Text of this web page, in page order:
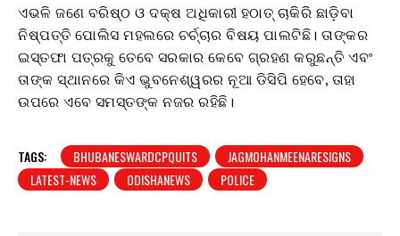
ଏଭଳି ଜଣେ ବରିଷ୍ଠ ଓ ଦକ୍ଷ ଅଧିକାରୀ ହଠାତ୍ ଚାକିରି ଛାଡ଼ିବା
ନିଷ୍ପତ୍ତି ପୋଲିସ ମହଲରେ ଚର୍ଚ୍ଚାର ବିଷୟ ପାଲଟିଛି। ତାଙ୍କର
ଇସ୍ତଫା ପତ୍ରକୁ ତେବେ ସରକାର କେବେ ଗ୍ରହଣ କରୁଛନ୍ତି ଏବଂ
ତାଙ୍କ ସ୍ଥାନରେ କିଏ ଭୁବନେଶ୍ୱରର ନୂଆ ଡିସିପି ହେବେ, ତାହା
ଉପରେ ଏବେ ସମସ୍ତଙ୍କ ନଜର ରହିଛି।
TAGS: BHUBANESWARDCPQUITS
JAGMOHANMEENARESIGNS
LATEST-NEWS
ODISHANEWS POLICE